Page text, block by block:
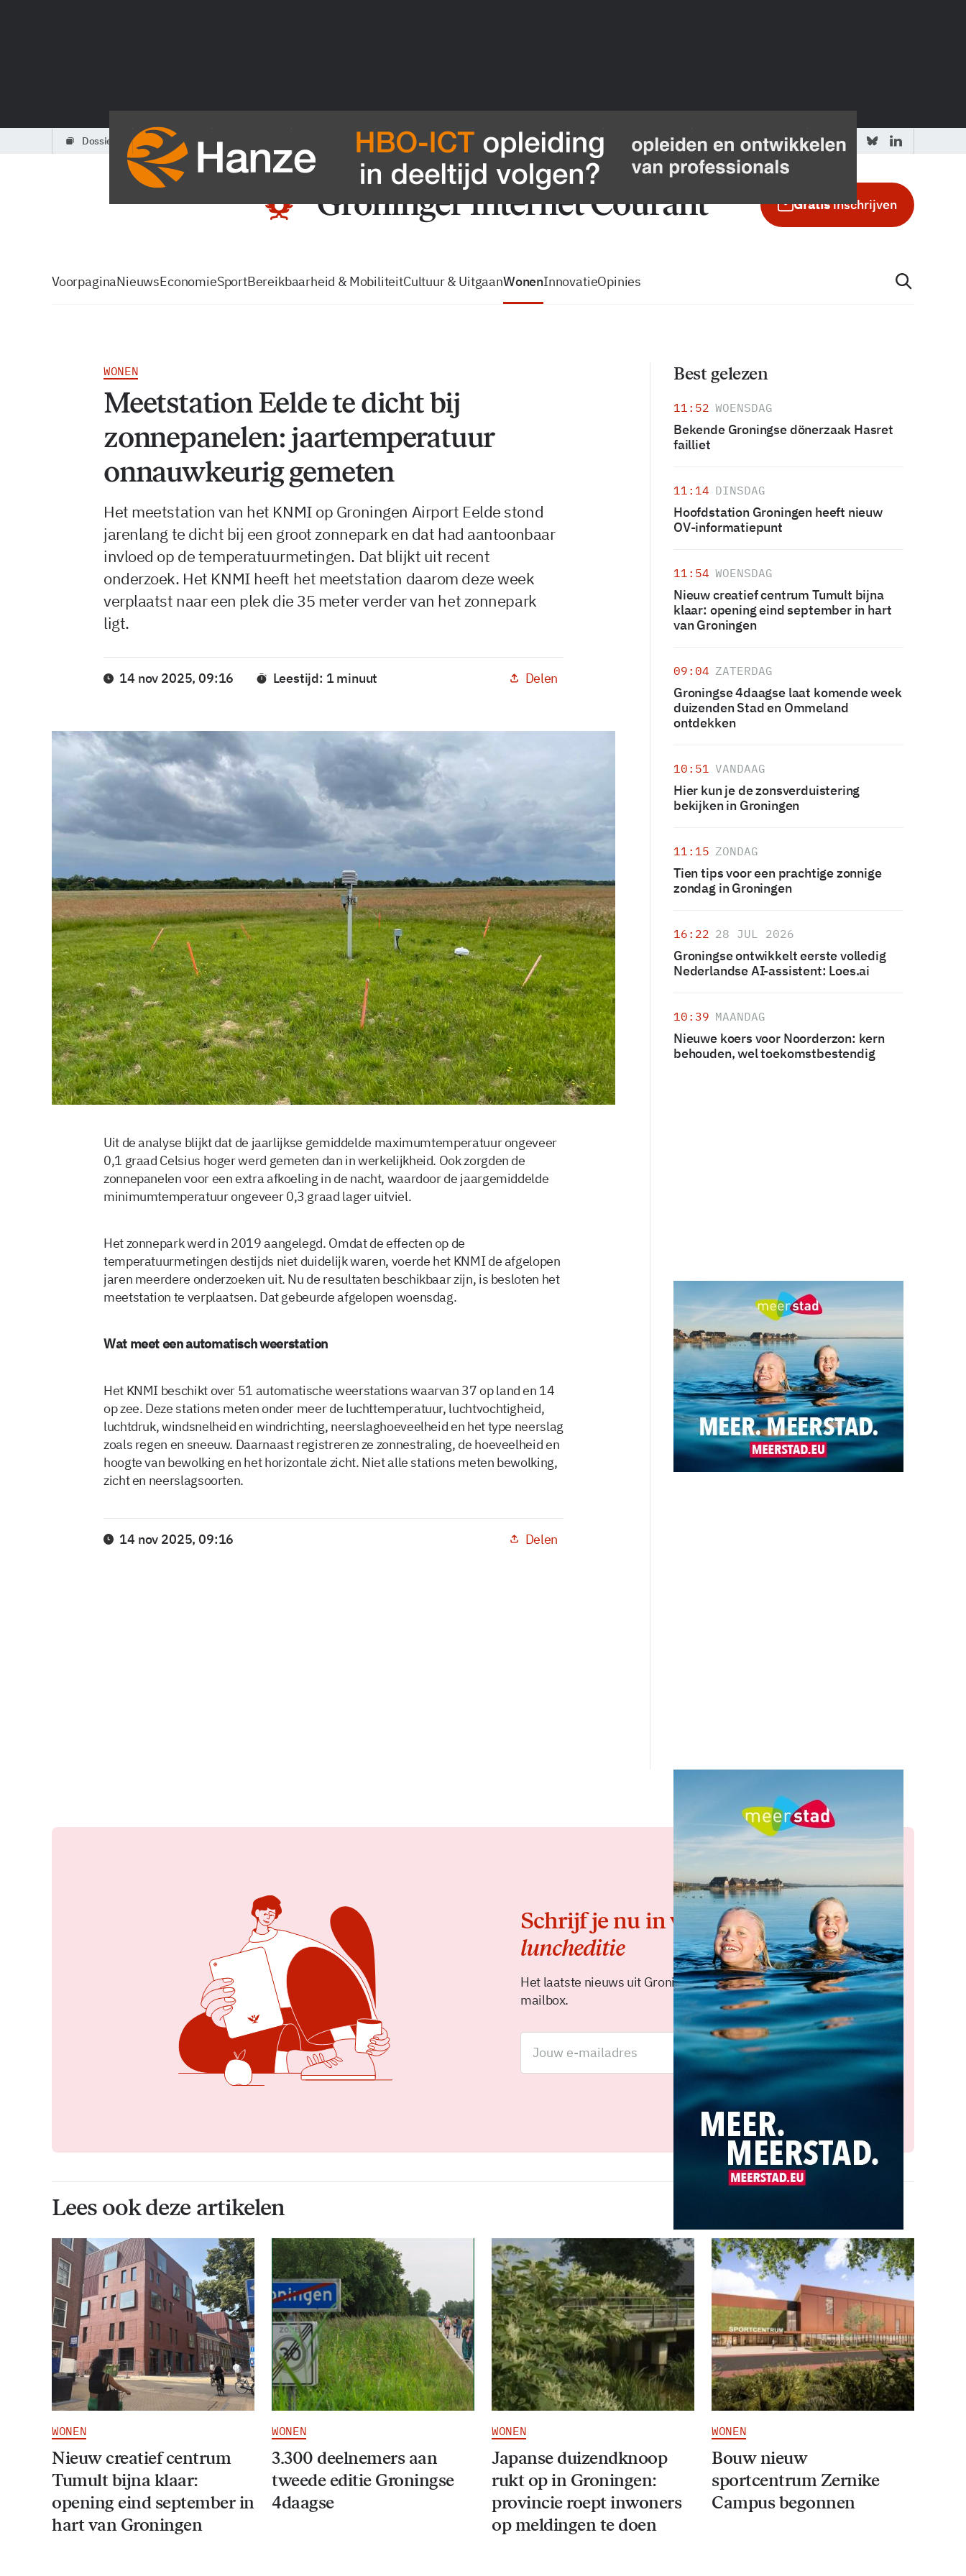
dossiers partners vacatures zo volg je de GIC Tip de redactie Adverteren in de GIC
Gratisinschrijven
VoorpaginaNieuwsEconomieSportBereikbaarheid & MobiliteitCultuur & UitgaanWonenInnovatieOpinies
WONEN
Meetstation Eelde te dicht bij
zonnepanelen: jaartemperatuur
onnauwkeurig gemeten
Het meetstation van het KNMI op Groningen Airport Eelde stond
jarenlang te dicht bij een groot zonnepark en dat had aantoonbaar
invloed op de temperatuurmetingen. Dat blijkt uit recent
onderzoek. Het KNMI heeft het meetstation daarom deze week
verplaatst naar een plek die 35 meter verder van het zonnepark
ligt.
14 nov 2025, 09:16 Leestijd: 1 minuut Delen
Uit de analyse blijkt dat de jaarlijkse gemiddelde maximumtemperatuur ongeveer
0,1 graad Celsius hoger werd gemeten dan in werkelijkheid. Ook zorgden de
zonnepanelen voor een extra afkoeling in de nacht, waardoor de jaargemiddelde
minimumtemperatuur ongeveer 0,3 graad lager uitviel.
Het zonnepark werd in 2019 aangelegd. Omdat de effecten op de
temperatuurmetingen destijds niet duidelijk waren, voerde het KNMI de afgelopen
jaren meerdere onderzoeken uit. Nu de resultaten beschikbaar zijn, is besloten het
meetstation te verplaatsen. Dat gebeurde afgelopen woensdag.
Wat meet een automatisch weerstation
Het KNMI beschikt over 51 automatische weerstations waarvan 37 op land en 14
op zee. Deze stations meten onder meer de luchttemperatuur, luchtvochtigheid,
luchtdruk, windsnelheid en windrichting, neerslaghoeveelheid en het type neerslag
zoals regen en sneeuw. Daarnaast registreren ze zonnestraling, de hoeveelheid en
hoogte van bewolking en het horizontale zicht. Niet alle stations meten bewolking,
zicht en neerslagsoorten.
14 nov 2025, 09:16 Delen
Best gelezen
11:52 WOENSDAG
Bekende Groningse dönerzaak Hasret
failliet
11:14 DINSDAG
Hoofdstation Groningen heeft nieuw
OV-informatiepunt
11:54 WOENSDAG
Nieuw creatief centrum Tumult bijna
klaar: opening eind september in hart
van Groningen
09:04 ZATERDAG
Groningse 4daagse laat komende week
duizenden Stad en Ommeland
ontdekken
10:51 VANDAAG
Hier kun je de zonsverduistering
bekijken in Groningen
11:15 ZONDAG
Tien tips voor een prachtige zonnige
zondag in Groningen
16:22 28 JUL 2026
Groningse ontwikkelt eerste volledig
Nederlandse AI-assistent: Loes.ai
10:39 MAANDAG
Nieuwe koers voor Noorderzon: kern
behouden, wel toekomstbestendig
Schrijf je nu in voor de
luncheditie
Het laatste nieuws uit Groningen elke middag in je
mailbox.
Meld je aan
Lees ook deze artikelen
WONEN
Nieuw creatief centrum
Tumult bijna klaar:
opening eind september in
hart van Groningen
WONEN
3.300 deelnemers aan
tweede editie Groningse
4daagse
WONEN
Japanse duizendknoop
rukt op in Groningen:
provincie roept inwoners
op meldingen te doen
WONEN
Bouw nieuw
sportcentrum Zernike
Campus begonnen